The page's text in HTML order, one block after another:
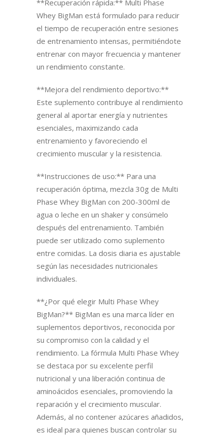
**Recuperación rápida:** Multi Phase
Whey BigMan está formulado para reducir
el tiempo de recuperación entre sesiones
de entrenamiento intensas, permitiéndote
entrenar con mayor frecuencia y mantener
un rendimiento constante.
**Mejora del rendimiento deportivo:**
Este suplemento contribuye al rendimiento
general al aportar energía y nutrientes
esenciales, maximizando cada
entrenamiento y favoreciendo el
crecimiento muscular y la resistencia.
**Instrucciones de uso:** Para una
recuperación óptima, mezcla 30g de Multi
Phase Whey BigMan con 200-300ml de
agua o leche en un shaker y consúmelo
después del entrenamiento. También
puede ser utilizado como suplemento
entre comidas. La dosis diaria es ajustable
según las necesidades nutricionales
individuales.
**¿Por qué elegir Multi Phase Whey
BigMan?** BigMan es una marca líder en
suplementos deportivos, reconocida por
su compromiso con la calidad y el
rendimiento. La fórmula Multi Phase Whey
se destaca por su excelente perfil
nutricional y una liberación continua de
aminoácidos esenciales, promoviendo la
reparación y el crecimiento muscular.
Además, al no contener azúcares añadidos,
es ideal para quienes buscan controlar su